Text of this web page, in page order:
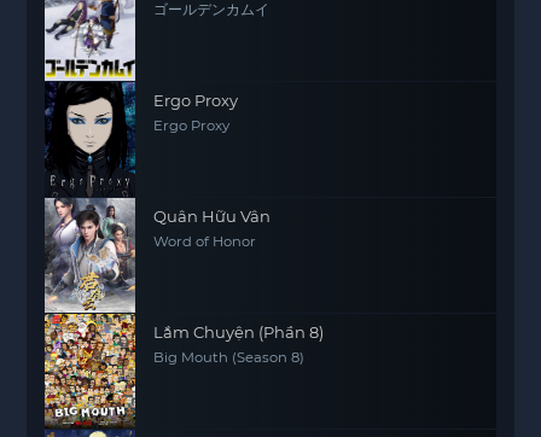
ゴールデンカムイ
Ergo Proxy
Ergo Proxy
Quân Hữu Vân
Word of Honor
Lắm Chuyện (Phần 8)
Big Mouth (Season 8)